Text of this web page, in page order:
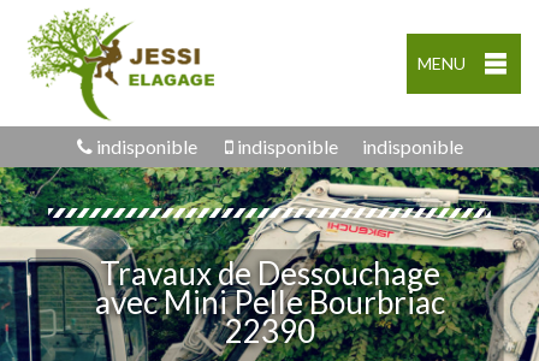
MENU
indisponible indisponible indisponible
Travaux de Dessouchage
avec Mini Pelle Bourbriac
22390